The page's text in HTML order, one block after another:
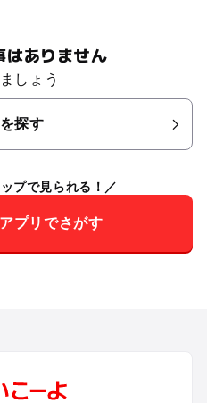
はありません
しょう
探す
プで見られる！
プリでさがす